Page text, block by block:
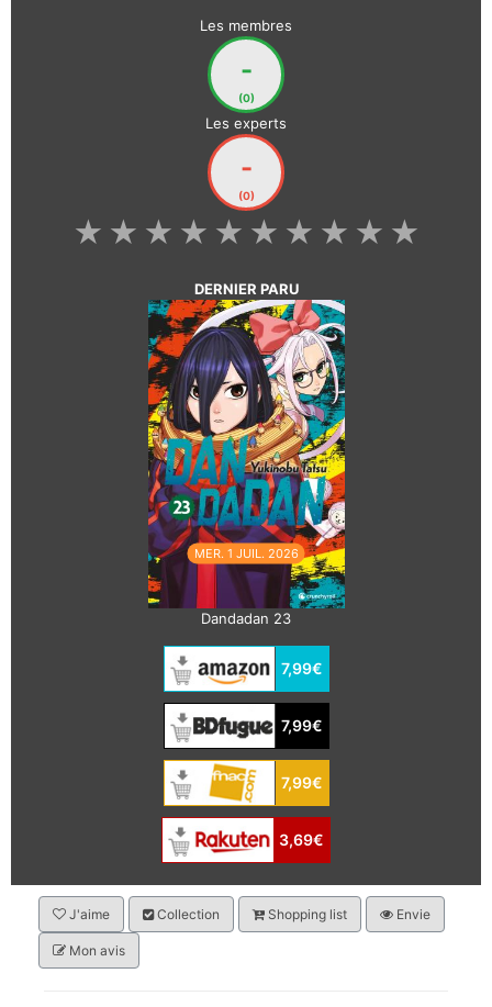
Les membres
-
(0)
Les experts
-
(0)
★
★
★
★
★
★
★
★
★
★
DERNIER PARU
MER. 1 JUIL. 2026
Dandadan 23
7,99€
7,99€
7,99€
3,69€
J'aime Collection Shopping list Envie
Mon avis